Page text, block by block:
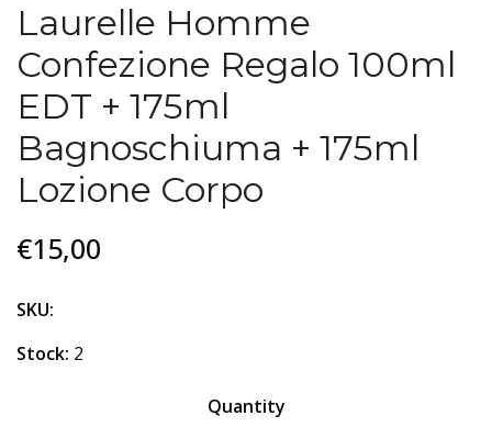
Laurelle Homme
Confezione Regalo 100ml
EDT + 175ml
Bagnoschiuma + 175ml
Lozione Corpo
€15,00
SKU:
Stock: 2
Quantity